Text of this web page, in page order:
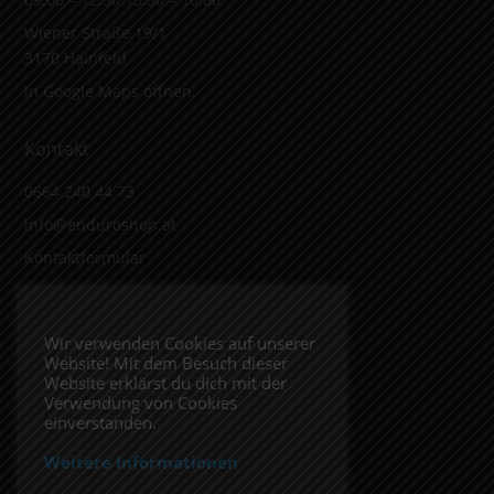
Wiener Straße 19/1
3170 Hainfeld
In Google Maps öffnen.
Kontakt
0664 240 44 73
info@enduroshop.at
Kontaktformular
Impressum
Datenschutzerklärung
Folge uns
Wir verwenden Cookies auf unserer
Website! Mit dem Besuch dieser
Website erklärst du dich mit der
Verwendung von Cookies
einverstanden.
Weitere Informationen